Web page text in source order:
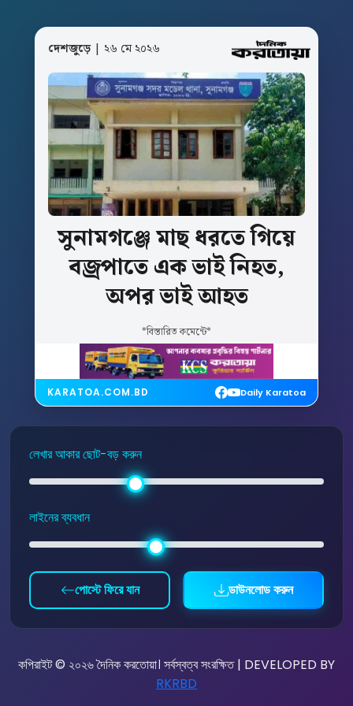
দেশজুড়ে| ২৬ মে ২০২৬
সুনামগঞ্জেমাছধরতেগিয়ে
বজ্রপাতেএকভাইনিহত,
অপরভাইআহত
*বিস্তারিত কমেন্টে*
KARATOA.COM.BD Daily Karatoa
লেখার আকার ছোট-বড় করুন
লাইনের ব্যবধান
পোস্টে ফিরে যান ডাউনলোড করুন
কপিরাইট © ২০২৬ দৈনিক করতোয়া। সর্বস্বত্ব সংরক্ষিত | DEVELOPED BY
RKRBD